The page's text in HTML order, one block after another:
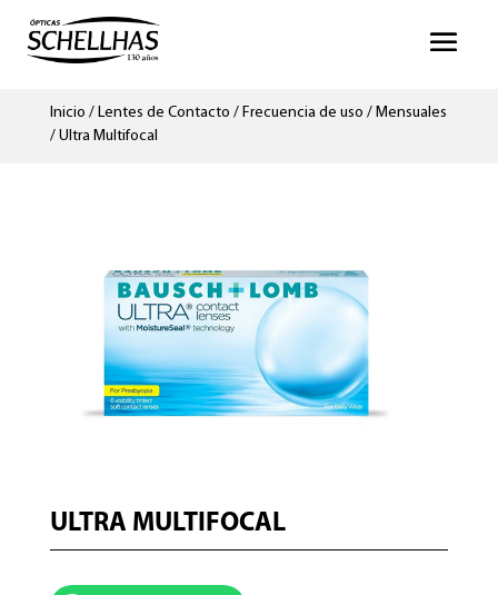
Inicio / Lentes de Contacto / Frecuencia de uso / Mensuales
/ Ultra Multifocal
ULTRA MULTIFOCAL